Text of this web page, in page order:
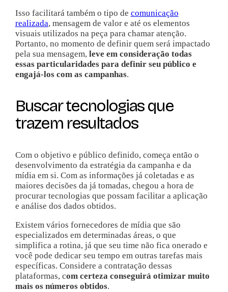
Isso facilitará também o tipo de comunicação
realizada, mensagem de valor e até os elementos
visuais utilizados na peça para chamar atenção.
Portanto, no momento de definir quem será impactado
pela sua mensagem, leve em consideração todas
essas particularidades para definir seu público e
engajá-los com as campanhas.
Buscar tecnologias que
trazem resultados
Com o objetivo e público definido, começa então o
desenvolvimento da estratégia da campanha e da
mídia em si. Com as informações já coletadas e as
maiores decisões da já tomadas, chegou a hora de
procurar tecnologias que possam facilitar a aplicação
e análise dos dados obtidos.
Existem vários fornecedores de mídia que são
especializados em determinadas áreas, o que
simplifica a rotina, já que seu time não fica onerado e
você pode dedicar seu tempo em outras tarefas mais
específicas. Considere a contratação dessas
plataformas, com certeza conseguirá otimizar muito
mais os números obtidos.